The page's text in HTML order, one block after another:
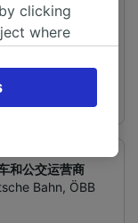
变化
供直达列车
和公交运营商
Bahn, ÖBB
clicking
where
will be
affect
be used for
to provide: